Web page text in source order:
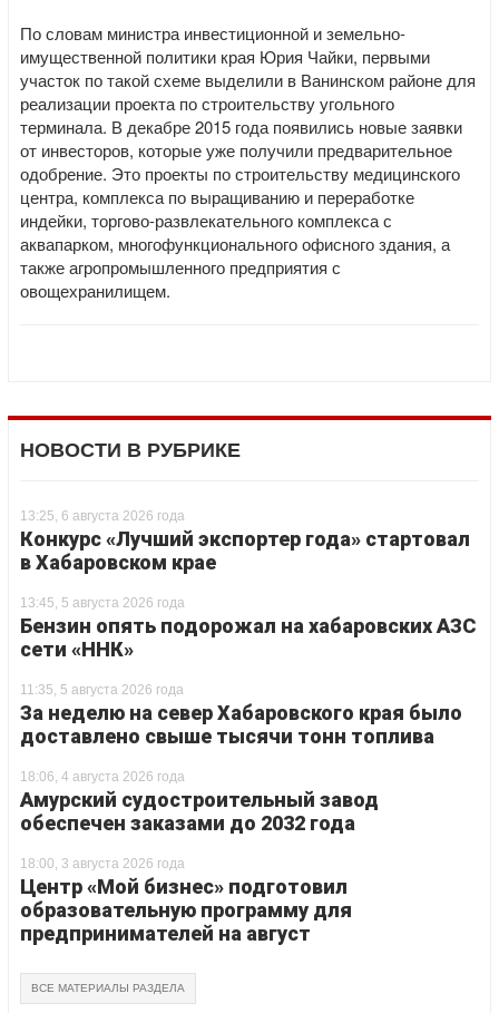
По словам министра инвестиционной и земельно-
имущественной политики края Юрия Чайки, первыми
участок по такой схеме выделили в Ванинском районе для
реализации проекта по строительству угольного
терминала. В декабре 2015 года появились новые заявки
от инвесторов, которые уже получили предварительное
одобрение. Это проекты по строительству медицинского
центра, комплекса по выращиванию и переработке
индейки, торгово-развлекательного комплекса с
аквапарком, многофункционального офисного здания, а
также агропромышленного предприятия с
овощехранилищем.
НОВОСТИ В РУБРИКЕ
13:25, 6 августа 2026 года
Конкурс «Лучший экспортер года» стартовал
в Хабаровском крае
13:45, 5 августа 2026 года
Бензин опять подорожал на хабаровских АЗС
сети «ННК»
11:35, 5 августа 2026 года
За неделю на север Хабаровского края было
доставлено свыше тысячи тонн топлива
18:06, 4 августа 2026 года
Амурский судостроительный завод
обеспечен заказами до 2032 года
18:00, 3 августа 2026 года
Центр «Мой бизнес» подготовил
образовательную программу для
предпринимателей на август
ВСЕ МАТЕРИАЛЫ РАЗДЕЛА